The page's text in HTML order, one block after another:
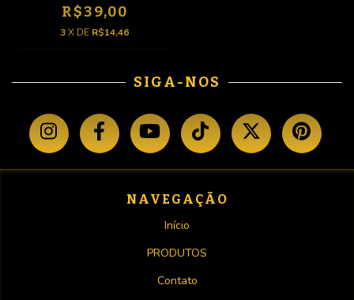
R$39,00
3X DE R$14,46
SIGA-NOS
NAVEGAÇÃO
Início
PRODUTOS
Contato